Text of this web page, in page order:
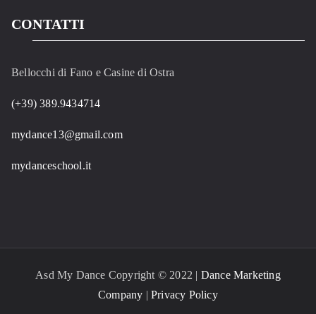
CONTATTI
Bellocchi di Fano e Casine di Ostra
(+39) 389.9434714
mydance13@gmail.com
mydanceschool.it
Asd My Dance Copyright © 2022 | Dance Marketing
Company |Privacy Policy